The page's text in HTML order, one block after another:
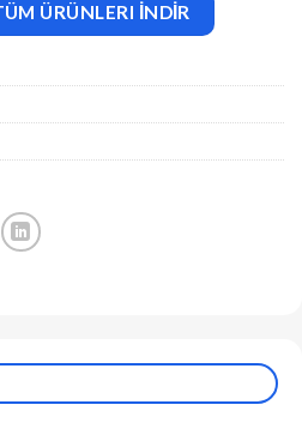
ÜRÜNLERI İNDİR